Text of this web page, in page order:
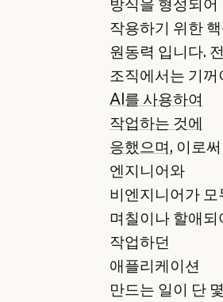
방식을 형성되어
작용하기 위한
원동력 입니다.
조직에서는 기꺼
AI를 사용하여
작업하는 것에
응했으며, 이로써
엔지니어와
비엔지니어가 모
며칠이나 할애되
작업하던
애플리케이션
만드는 일이 단